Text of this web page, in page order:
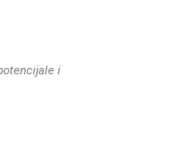
i